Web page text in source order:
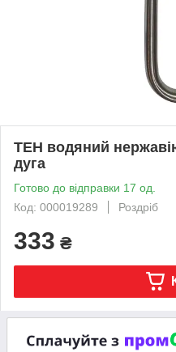
ТЕН водяний
дуга
Готово до відправки 17 од.
Код: 000019289
Роздріб
333 ₴